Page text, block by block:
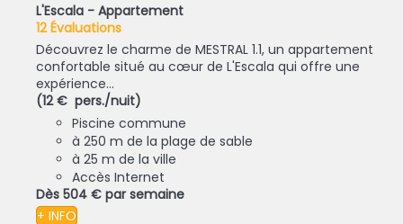
L'Escala - Appartement
12 Évaluations
Découvrez le charme de MESTRAL 1.1, un appartement
confortable situé au cœur de L'Escala qui offre une
expérience...
(12 € pers./nuit)
Piscine commune
à 250 m de la plage de sable
à 25 m de la ville
Accès Internet
Dès 504 € par semaine
+ INFO